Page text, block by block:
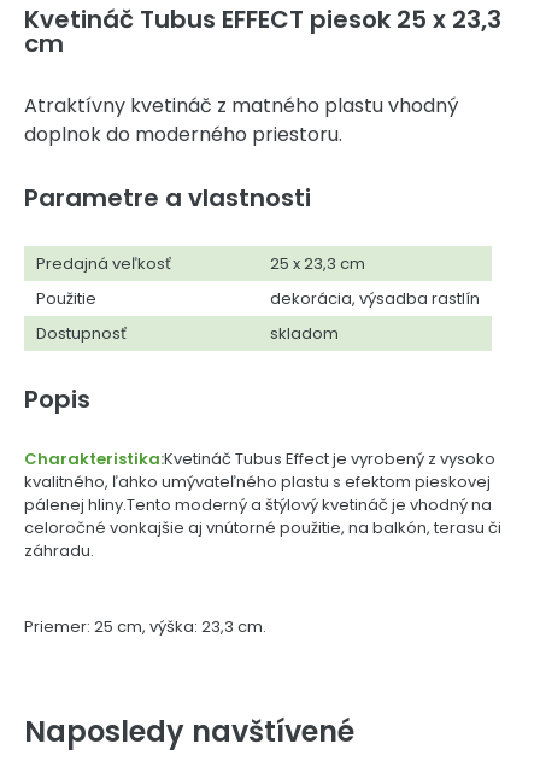
Kvetináč Tubus EFFECT piesok 25 x 23,3
cm
Atraktívny kvetináč z matného plastu vhodný
doplnok do moderného priestoru.
Parametre a vlastnosti
Predajná veľkosť
25 x 23,3 cm
Použitie
dekorácia, výsadba rastlín
Dostupnosť
skladom
Popis
Charakteristika:Kvetináč Tubus Effect je vyrobený z vysoko
kvalitného, ľahko umývateľného plastu s efektom pieskovej
pálenej hliny.Tento moderný a štýlový kvetináč je vhodný na
celoročné vonkajšie aj vnútorné použitie, na balkón, terasu či
záhradu.
Priemer: 25 cm, výška: 23,3 cm.
Naposledy navštívené